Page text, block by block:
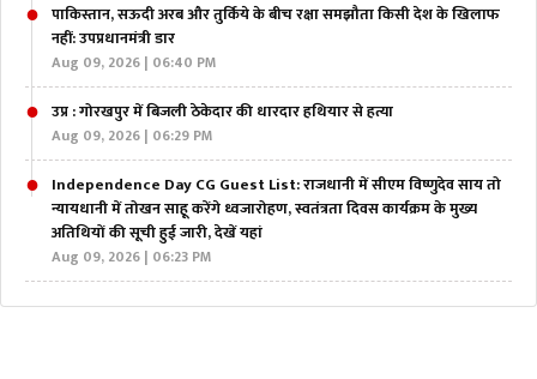
पाकिस्तान, सऊदी अरब और तुर्किये के बीच रक्षा समझौता किसी देश के खिलाफ
नहीं: उपप्रधानमंत्री डार
Aug 09, 2026 | 06:40 PM
उप्र : गोरखपुर में बिजली ठेकेदार की धारदार हथियार से हत्या
Aug 09, 2026 | 06:29 PM
Independence Day CG Guest List: राजधानी में सीएम विष्णुदेव साय तो
न्यायधानी में तोखन साहू करेंगे ध्वजारोहण, स्वतंत्रता दिवस कार्यक्रम के मुख्य
अतिथियों की सूची हुई जारी, देखें यहां
Aug 09, 2026 | 06:23 PM